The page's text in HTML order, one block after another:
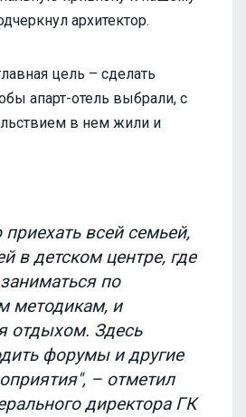
архитектор.
цель – сделать
апарт-отель выбрали, с
в нем жили и
всей семьей,
в детском центре, где
по
методикам, и
отдыхом. Здесь
форумы и другие
– отметил
директора ГК